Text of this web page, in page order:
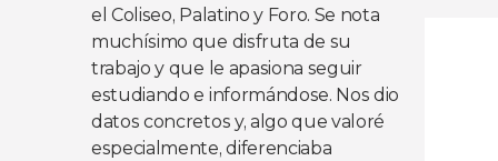
el Coliseo, Palatino y Foro. Se nota
muchísimo que disfruta de su
trabajo y que le apasiona seguir
estudiando e informándose. Nos dio
datos concretos y, algo que valoré
especialmente, diferenciaba